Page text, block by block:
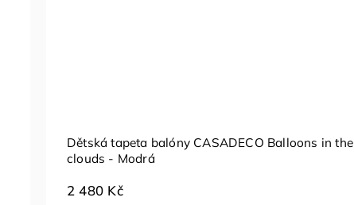
Dětská tapeta balóny CASADECO Balloons in the
clouds - Modrá
2 480 Kč